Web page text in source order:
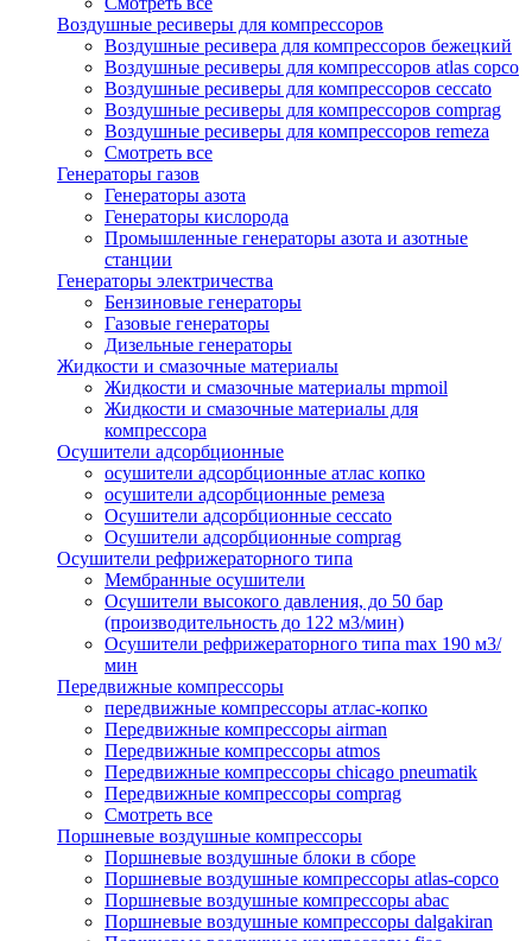
Воздушные ресиверы для компрессоров
Воздушные ресивера для компрессоров бежецкий
Воздушные ресиверы для компрессоров atlas copco
Воздушные ресиверы для компрессоров ceccato
Воздушные ресиверы для компрессоров comprag
Воздушные ресиверы для компрессоров remeza
Смотреть все
Генераторы газов
Генераторы азота
Генераторы кислорода
Промышленные генераторы азота и азотные
станции
Генераторы электричества
Бензиновые генераторы
Газовые генераторы
Дизельные генераторы
Жидкости и смазочные материалы
Жидкости и смазочные материалы mpmoil
Жидкости и смазочные материалы для
компрессора
Осушители адсорбционные
осушители адсорбционные атлас копко
осушители адсорбционные ремеза
Осушители адсорбционные ceccato
Осушители адсорбционные comprag
Осушители рефрижераторного типа
Мембранные осушители
Осушители высокого давления, до 50 бар
(производительность до 122 м3/мин)
Осушители рефрижераторного типа max 190 м3/
мин
Передвижные компрессоры
передвижные компрессоры атлас-копко
Передвижные компрессоры airman
Передвижные компрессоры atmos
Передвижные компрессоры chicago pneumatik
Передвижные компрессоры comprag
Смотреть все
Поршневые воздушные компрессоры
Поршневые воздушные блоки в сборе
Поршневые воздушные компрессоры atlas-copco
Поршневые воздушные компрессоры abac
Поршневые воздушные компрессоры dalgakiran